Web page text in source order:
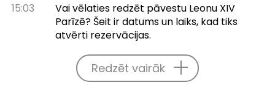
15:03
Vai vēlaties redzēt pāvestu Leonu XIV
Parīzē? Šeit ir datums un laiks, kad tiks
atvērti rezervācijas.
Redzēt vairāk